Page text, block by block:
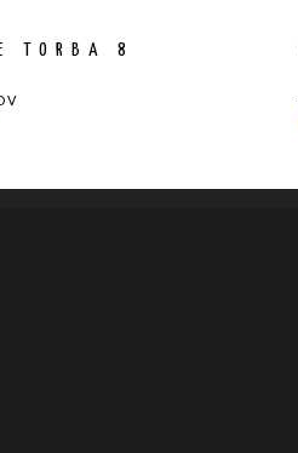
TORBA 8